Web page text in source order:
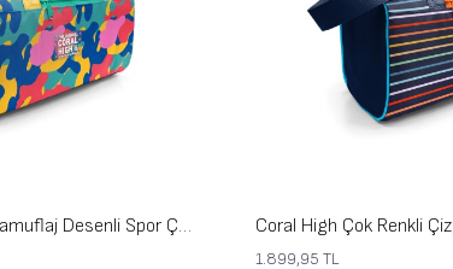
Coral High Renkli Kamuflaj Desenli Spor Çantası 27549
1.899,95 TL